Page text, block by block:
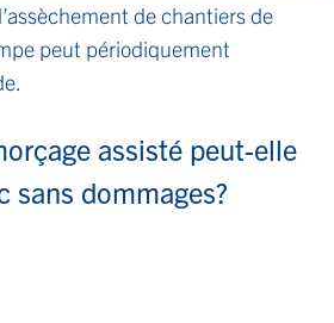
de chantiers de
peut périodiquement
assisté peut-elle
sans dommages?